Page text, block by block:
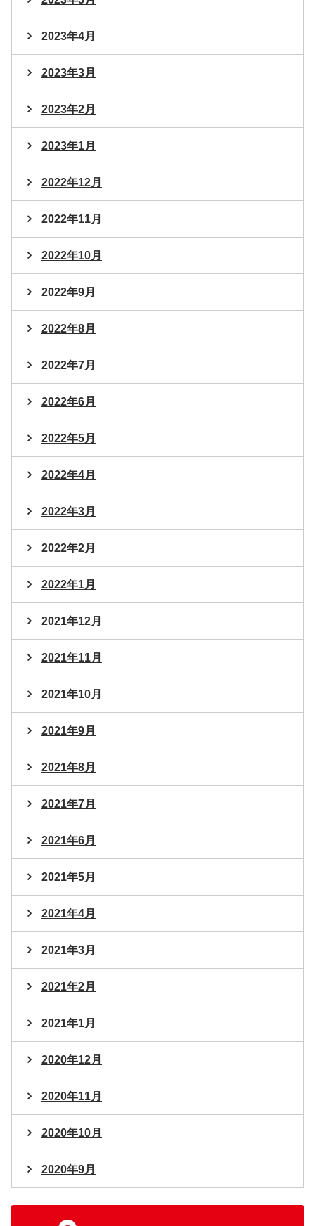
2023年4月
2023年3月
2023年2月
2023年1月
2022年12月
2022年11月
2022年10月
2022年9月
2022年8月
2022年7月
2022年6月
2022年5月
2022年4月
2022年3月
2022年2月
2022年1月
2021年12月
2021年11月
2021年10月
2021年9月
2021年8月
2021年7月
2021年6月
2021年5月
2021年4月
2021年3月
2021年2月
2021年1月
2020年12月
2020年11月
2020年10月
2020年9月